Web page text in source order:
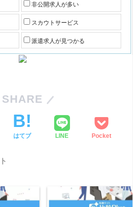
非公開求人が多い
スカウトサービス
派遣求人が見つかる
SHARE
はてブ LINE Pocket